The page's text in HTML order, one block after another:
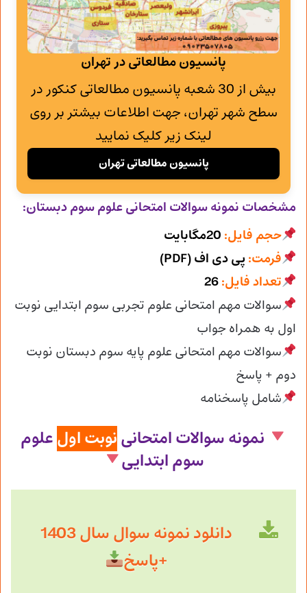
پانسیون مطالعاتی در تهران
بیش از 30 شعبه پانسیون مطالعاتی کنکور در
سطح شهر تهران، جهت اطلاعات بیشتر بر روی
لینک زیر کلیک نمایید
پانسیون مطالعاتی تهران
مشخصات نمونه سوالات امتحانیعلوم سوم دبستان:
حجم فایل: 20مگابایت
فرمت: پی دی اف (PDF)
تعداد فایل:26
سوالات مهم امتحانی علوم تجربی سوم ابتدایی نوبت
اول به همراه جواب
سوالات مهم امتحانی علوم پایه سوم دبستان نوبت
دوم + پاسخ
شامل پاسخنامه
نمونه سوالات امتحانینوبت اولعلوم
سوم ابتدایی
دانلود نمونه سوال سال 1403
+پاسخ